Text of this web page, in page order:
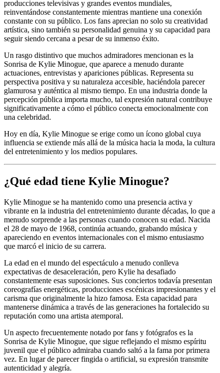
producciones televisivas y grandes eventos mundiales,
reinventándose constantemente mientras mantiene una conexión
constante con su público. Los fans aprecian no solo su creatividad
artística, sino también su personalidad genuina y su capacidad para
seguir siendo cercana a pesar de su inmenso éxito.
Un rasgo distintivo que muchos admiradores mencionan es la
Sonrisa de Kylie Minogue, que aparece a menudo durante
actuaciones, entrevistas y apariciones públicas. Representa su
perspectiva positiva y su naturaleza accesible, haciéndola parecer
glamurosa y auténtica al mismo tiempo. En una industria donde la
percepción pública importa mucho, tal expresión natural contribuye
significativamente a cómo el público conecta emocionalmente con
una celebridad.
Hoy en día, Kylie Minogue se erige como un ícono global cuya
influencia se extiende más allá de la música hacia la moda, la cultura
del entretenimiento y los medios populares.
¿Qué edad tiene Kylie Minogue?
Kylie Minogue se ha mantenido como una presencia activa y
vibrante en la industria del entretenimiento durante décadas, lo que a
menudo sorprende a las personas cuando conocen su edad. Nacida
el 28 de mayo de 1968, continúa actuando, grabando música y
apareciendo en eventos internacionales con el mismo entusiasmo
que marcó el inicio de su carrera.
La edad en el mundo del espectáculo a menudo conlleva
expectativas de desaceleración, pero Kylie ha desafiado
constantemente esas suposiciones. Sus conciertos todavía presentan
coreografías energéticas, producciones escénicas impresionantes y el
carisma que originalmente la hizo famosa. Esta capacidad para
mantenerse dinámica a través de las generaciones ha fortalecido su
reputación como una artista atemporal.
Un aspecto frecuentemente notado por fans y fotógrafos es la
Sonrisa de Kylie Minogue, que sigue reflejando el mismo espíritu
juvenil que el público admiraba cuando saltó a la fama por primera
vez. En lugar de parecer fingida o artificial, su expresión transmite
autenticidad y alegría.